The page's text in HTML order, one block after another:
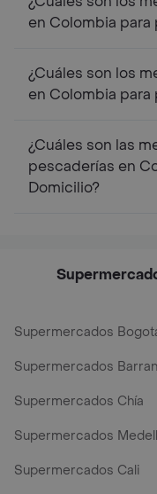
en Colombia para
¿Cuáles son los
en Colombia para
¿Cuáles son las
pescaderías en
Domicilio?
Supermercados
Supermercados
Supermercados Chía
Supermercados
Supermercados Cali